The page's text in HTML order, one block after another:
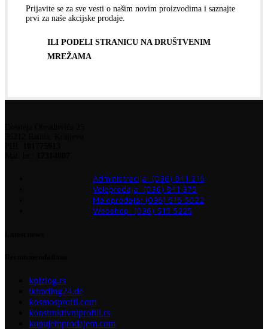
Prijavite se za sve vesti o našim novim proizvodima i saznajte
prvi za naše akcijske prodaje.
ILI PODELI STRANICU NA DRUŠTVENIM
MREŽAMA
Administracija: (036) 841 216
Veleprodaja: (036) 841 375
Maloprodaja: (036) 515 5022
Webshop: (036) 515 5225
kpizlog.rs
tktrading24.de
kosmosprofil.com
konstruktivniprofili.rs
kupujemprodajem.com